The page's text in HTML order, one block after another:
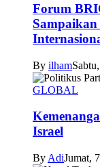
Forum
By ilham
GLOBAL
Israel
By AdiJumat,